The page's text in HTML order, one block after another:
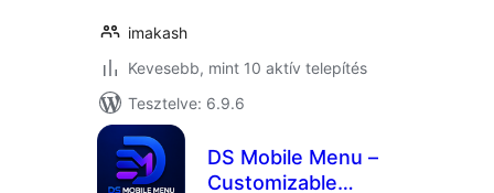
imakash
Kevesebb, mint 10 aktív telepítés
Tesztelve: 6.9.6
DS Mobile Menu –
Customizable